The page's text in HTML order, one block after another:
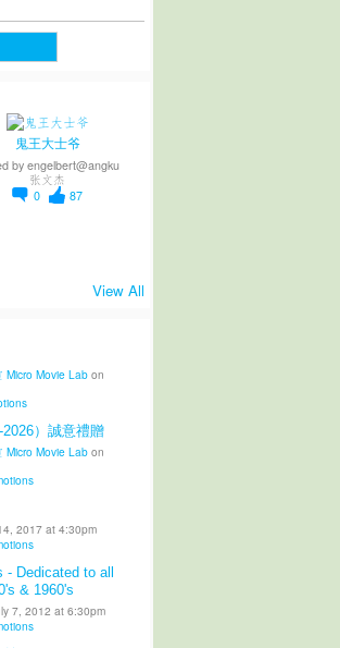
鬼王大士爷
byengelbert@angku
张文杰
0
87
View All
Micro Movie Labon
2026）誠意禮贈
Micro Movie Labon
2017 at 4:30pm
- Dedicated to all
& 1960's
7, 2012 at 6:30pm